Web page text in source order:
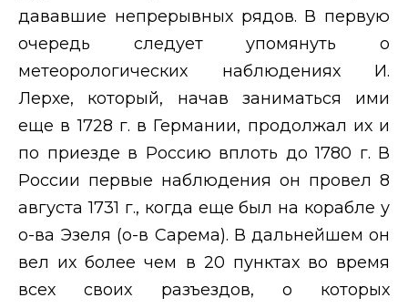
дававшие непрерывных рядов. В первую
очередь следует упомянуть о
метеорологических наблюдениях И.
Лерхе, который, начав заниматься ими
еще в 1728 г. в Германии, продолжал их и
по приезде в Россию вплоть до 1780 г. В
России первые наблюдения он провел 8
августа 1731 г., когда еще был на корабле у
о-ва Эзеля (о-в Сарема). В дальнейшем он
вел их более чем в 20 пунктах во время
всех своих разъездов, о которых